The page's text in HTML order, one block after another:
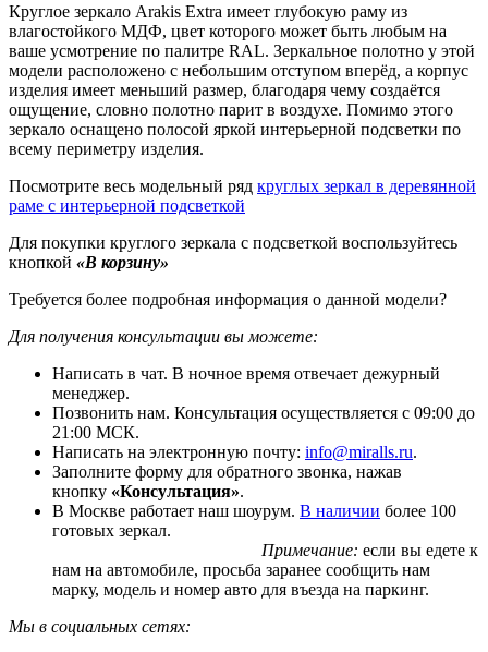
Круглое зеркало Arakis Extra имеет глубокую раму из
влагостойкого МДФ, цвет которого может быть любым на
ваше усмотрение по палитре RAL. Зеркальное полотно у этой
модели расположено с небольшим отступом вперёд, а корпус
изделия имеет меньший размер, благодаря чему создаётся
ощущение, словно полотно парит в воздухе. Помимо этого
зеркало оснащено полосой яркой интерьерной подсветки по
всему периметру изделия.
Посмотрите весь модельный ряд круглых зеркал в деревянной
раме с интерьерной подсветкой
Для покупки круглого зеркала с подсветкой воспользуйтесь
кнопкой «В корзину»
Требуется более подробная информация о данной модели?
Для получения консультации вы можете:
Написать в чат. В ночное время отвечает дежурный
менеджер.
Позвонить нам. Консультация осуществляется с 09:00 до
21:00 МСК.
Написать на электронную почту: info@miralls.ru.
Заполните форму для обратного звонка, нажав
кнопку «Консультация».
В Москве работает наш шоурум. В наличии более 100
готовых зеркал.
Примечание: если вы едете к
нам на автомобиле, просьба заранее сообщить нам
марку, модель и номер авто для въезда на паркинг.
Мы в социальных сетях: